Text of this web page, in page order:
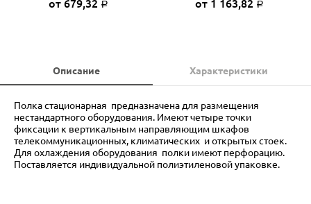
от 679,32 Р от 1 163,82 Р
Описание Характеристики
Полка стационарная предназначена для размещения
нестандартного оборудования. Имеют четыре точки
фиксации к вертикальным направляющим шкафов
телекоммуникационных, климатических и открытых стоек.
Для охлаждения оборудования полки имеют перфорацию.
Поставляется индивидуальной полиэтиленовой упаковке.